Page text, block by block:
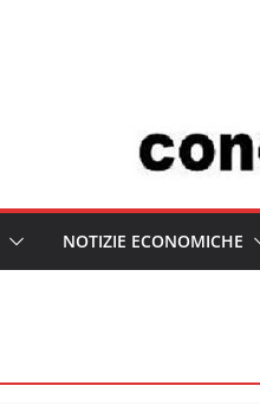
NOTIZIE ECONOMICHE